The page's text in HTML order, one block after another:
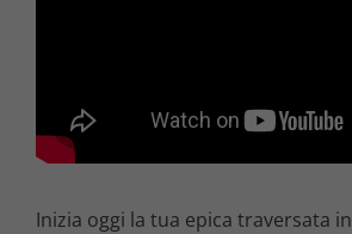
Inizia oggi la tua epica traversata in